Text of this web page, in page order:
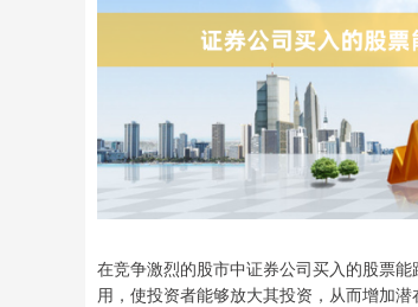
在竞争激烈的股市中证券公司买入的股票
用，使投资者能够放大其投资，从而增加潜